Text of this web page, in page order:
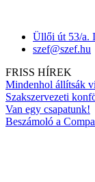
Üllői út 53/a.
szef@szef.hu
FRISS HÍREK
Mindenhol állítsák
Szakszervezeti
Van egy csapatunk!
Beszámoló a